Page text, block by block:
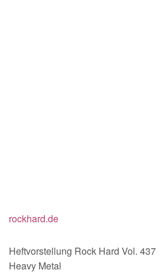
rockhard.de
Heftvorstellung Rock Hard Vol. 437
Heavy Metal